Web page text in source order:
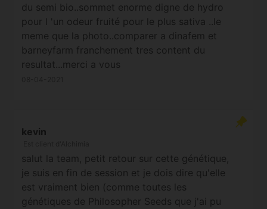
du semi bio..sommet enorme digne de hydro
pour l 'un odeur fruité pour le plus sativa ..le
meme que la photo..comparer a dinafem et
barneyfarm franchement tres content du
resultat...merci a vous
kevin
salut la team, petit retour sur cette génétique,
je suis en fin de session et je dois dire qu'elle
est vraiment bien (comme toutes les
génétiques de Philosopher Seeds que j'ai pu